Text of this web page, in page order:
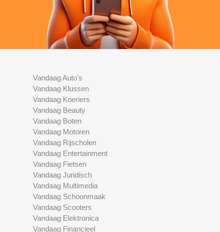
Vandaag Auto's
Vandaag Klussen
Vandaag Koeriers
Vandaag Beauty
Vandaag Boten
Vandaag Motoren
Vandaag Rijscholen
Vandaag Entertainment
Vandaag Fietsen
Vandaag Juridisch
Vandaag Multimedia
Vandaag Schoonmaak
Vandaag Scooters
Vandaag Elektronica
Vandaag Financieel